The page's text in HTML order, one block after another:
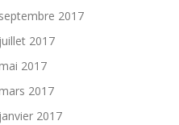
septembre 2017
juillet 2017
2017
2017
janvier 2017